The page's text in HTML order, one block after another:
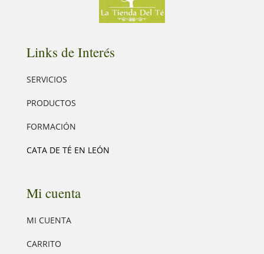
Links de Interés
SERVICIOS
PRODUCTOS
FORMACIÓN
CATA DE TÉ EN LEÓN
Mi cuenta
MI CUENTA
CARRITO